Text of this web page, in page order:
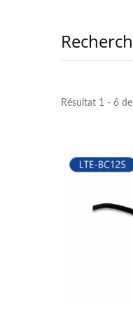
Résultat 1 - 6